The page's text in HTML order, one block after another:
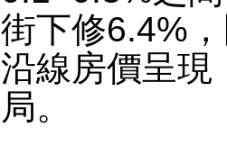
街下修6.4%
沿線房價呈現
局。